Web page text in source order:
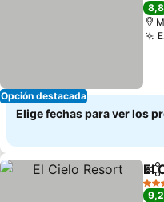
Opción destacada
8,8
Elige fechas para ver los
El
5
9,2